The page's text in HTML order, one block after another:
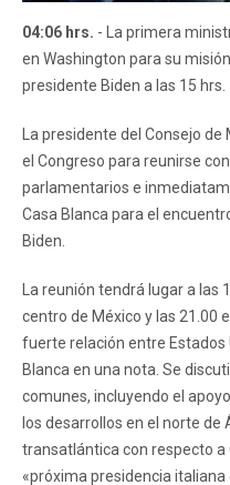
04:06 hrs. - La primera
en Washington para su
presidente Biden a las 15 hrs.
La presidente del Consejo
el Congreso para reunirse
parlamentarios e
Casa Blanca para el
Biden.
La reunión tendrá lugar a las
centro de México y las 21.00
fuerte relación entre Estados
Blanca en una nota. Se
comunes, incluyendo el
los desarrollos en el norte
transatlántica con respecto a
«próxima presidencia italiana